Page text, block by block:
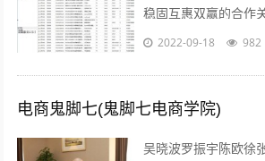
稳固互惠双赢的合作
具体合作事宜达成如
2022-09-18 982
电商鬼脚七(鬼脚七电商学院)
吴晓波罗振宇陈欧徐